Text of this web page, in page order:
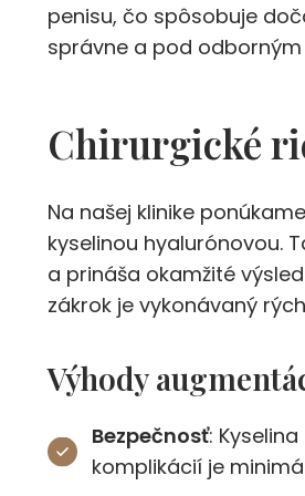
penisu, čo spôsobuje
správne a pod
Chirurgické
Na našej klinike
kyselinou hyalurónovou.
a prináša okamžité
zákrok je vykonávaný
Výhody
Bezpečnosť:
komplikácií je